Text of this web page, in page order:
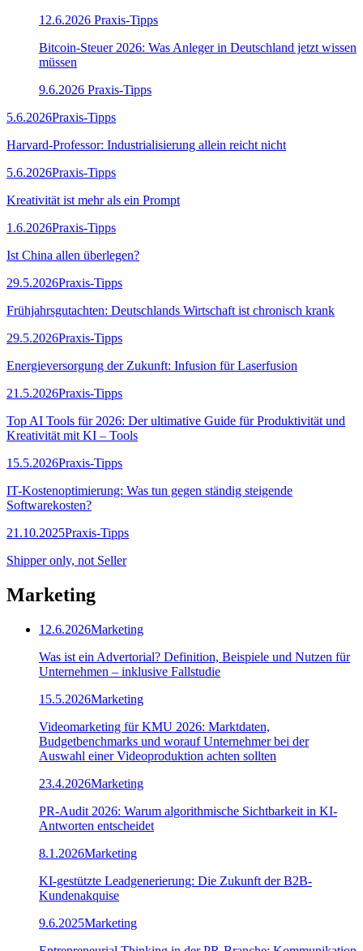
12.6.2026 Praxis-Tipps
Bitcoin-Steuer 2026: Was Anleger in Deutschland jetzt wissen
müssen
9.6.2026 Praxis-Tipps
5.6.2026Praxis-Tipps
Harvard-Professor: Industrialisierung allein reicht nicht
5.6.2026Praxis-Tipps
Kreativität ist mehr als ein Prompt
1.6.2026Praxis-Tipps
Ist China allen überlegen?
29.5.2026Praxis-Tipps
Frühjahrsgutachten: Deutschlands Wirtschaft ist chronisch krank
29.5.2026Praxis-Tipps
Energieversorgung der Zukunft: Infusion für Laserfusion
21.5.2026Praxis-Tipps
Top AI Tools für 2026: Der ultimative Guide für Produktivität und
Kreativität mit KI – Tools
15.5.2026Praxis-Tipps
IT-Kostenoptimierung: Was tun gegen ständig steigende
Softwarekosten?
21.10.2025Praxis-Tipps
Shipper only, not Seller
Marketing
12.6.2026Marketing
Was ist ein Advertorial? Definition, Beispiele und Nutzen für
Unternehmen – inklusive Fallstudie
15.5.2026Marketing
Videomarketing für KMU 2026: Marktdaten,
Budgetbenchmarks und worauf Unternehmer bei der
Auswahl einer Videoproduktion achten sollten
23.4.2026Marketing
PR-Audit 2026: Warum algorithmische Sichtbarkeit in KI-
Antworten entscheidet
8.1.2026Marketing
KI-gestützte Leadgenerierung: Die Zukunft der B2B-
Kundenakquise
9.6.2025Marketing